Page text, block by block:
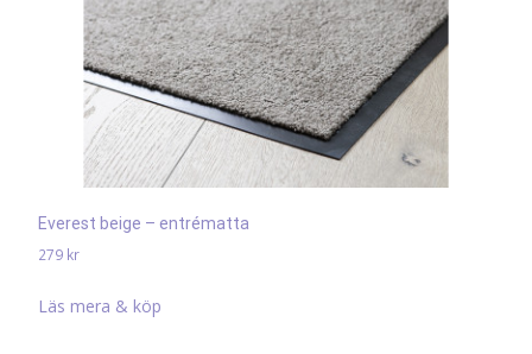
Everest beige – entrématta
279 kr
Läs mera & köp